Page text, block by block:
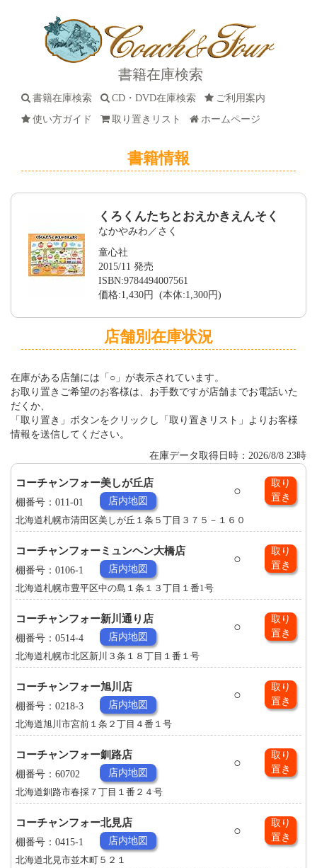
書籍在庫検索
書籍在庫検索 CD・DVD在庫検索
ご利用案内
使い方ガイド
取り置きリスト ホームページ
書籍情報
くろくんたちとおえかきえんそく
なかやみわ／さく
童心社
2015/11 発売
ISBN:9784494007561
価格:1,430円 (本体:1,300円)
店舗別在庫状況
在庫がある店舗には「○」が表示されています。
お取り置きご希望のお客様は、お手数ですが店舗までお電話いた
だくか、
「取り置き」ボタンをクリックし「取り置きリスト」よりお客様
情報を送信してください。
在庫データ取得日時：2026/8/8 23時
コーチャンフォー美しが丘店
○
取り
置き
棚番号：011-01 店内地図
北海道札幌市清田区美しが丘１条５丁目３７５－１６０
コーチャンフォーミュンヘン大橋店
○
取り
置き
棚番号：0106-1 店内地図
北海道札幌市豊平区中の島１条１３丁目１番1号
コーチャンフォー新川通り店
○
取り
置き
棚番号：0514-4 店内地図
北海道札幌市北区新川３条１８丁目１番１号
コーチャンフォー旭川店
○
取り
置き
棚番号：0218-3 店内地図
北海道旭川市宮前１条２丁目４番１号
コーチャンフォー釧路店
○
取り
置き
棚番号：60702 店内地図
北海道釧路市春採７丁目１番２４号
コーチャンフォー北見店
○
取り
置き
棚番号：0415-1 店内地図
北海道北見市並木町５２１